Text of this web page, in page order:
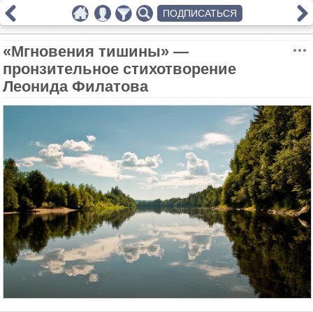
«Мгновения тишины» —
пронзительное стихотворение
Леонида Филатова
ПОДПИСАТЬСЯ